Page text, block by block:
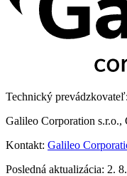
Technický prevádzkovateľ:
Galileo Corporation s.r.o.,
Kontakt: Galileo
Posledná aktualizácia: 2.